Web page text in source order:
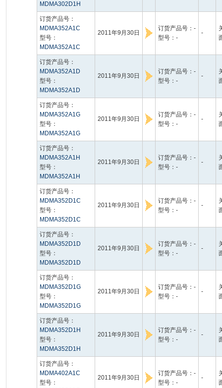
MDMA302D1H
订货产品号：
MDMA352A1C
型号：
MDMA352A1C
2011年9月30日
订货产品号：-
型号：-
-
订货产品号：
MDMA352A1D
型号：
MDMA352A1D
2011年9月30日
订货产品号：-
型号：-
-
订货产品号：
MDMA352A1G
型号：
MDMA352A1G
2011年9月30日
订货产品号：-
型号：-
-
订货产品号：
MDMA352A1H
型号：
MDMA352A1H
2011年9月30日
订货产品号：-
型号：-
-
订货产品号：
MDMA352D1C
型号：
MDMA352D1C
2011年9月30日
订货产品号：-
型号：-
-
订货产品号：
MDMA352D1D
型号：
MDMA352D1D
2011年9月30日
订货产品号：-
型号：-
-
订货产品号：
MDMA352D1G
型号：
MDMA352D1G
2011年9月30日
订货产品号：-
型号：-
-
订货产品号：
MDMA352D1H
型号：
MDMA352D1H
2011年9月30日
订货产品号：-
型号：-
-
订货产品号：
MDMA402A1C
型号：
2011年9月30日
订货产品号：-
型号：-
-